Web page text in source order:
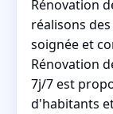
Rénovation
réalisons
soignée et
Rénovation
7j/7 est
d'habitants